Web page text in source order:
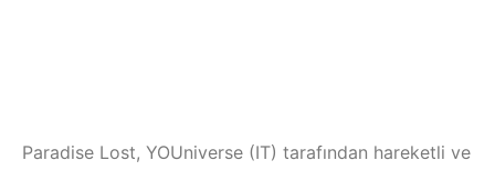
Paradise Lost, YOUniverse (IT) tarafından hareketli ve